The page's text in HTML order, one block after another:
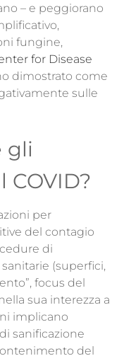
– e peggiorano
fungine,
for Disease
dimostrato come
sulle
gli
per
del contagio
di
(superfici,
focus del
sua interezza a
implicano
sanificazione
del